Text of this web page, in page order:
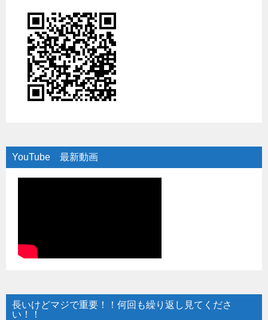
YouTube 最新動画
長いけどマジで重要！！何回も繰り返し見てくださ
い！！